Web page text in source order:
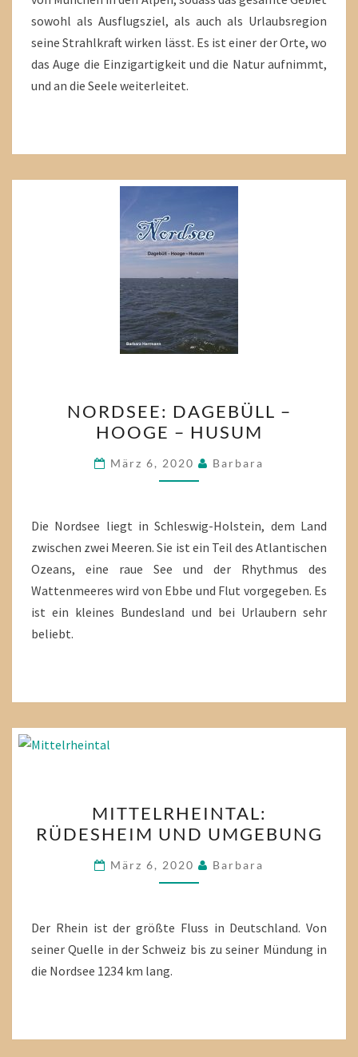
sowohl als Ausflugsziel, als auch als Urlaubsregion
seine Strahlkraft wirken lässt. Es ist einer der Orte, wo
das Auge die Einzigartigkeit und die Natur aufnimmt,
und an die Seele weiterleitet.
DAGEBÜLL
–
HOOGE
–
NORDSEE: DAGEBÜLL –
HOOGE – HUSUM
März 6, 2020 Barbara
Die Nordsee liegt in Schleswig-Holstein, dem Land
zwischen zwei Meeren. Sie ist ein Teil des Atlantischen
Ozeans, eine raue See und der Rhythmus des
Wattenmeeres wird von Ebbe und Flut vorgegeben. Es
ist ein kleines Bundesland und bei Urlaubern sehr
beliebt.
RÜDESHEIM
UND
UMGEBUNG
MITTELRHEINTAL:
RÜDESHEIM UND UMGEBUNG
März 6, 2020 Barbara
Der Rhein ist der größte Fluss in Deutschland. Von
seiner Quelle in der Schweiz bis zu seiner Mündung in
die Nordsee 1234 km lang.